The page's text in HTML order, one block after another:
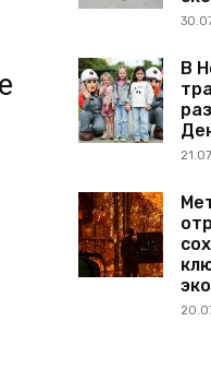
В